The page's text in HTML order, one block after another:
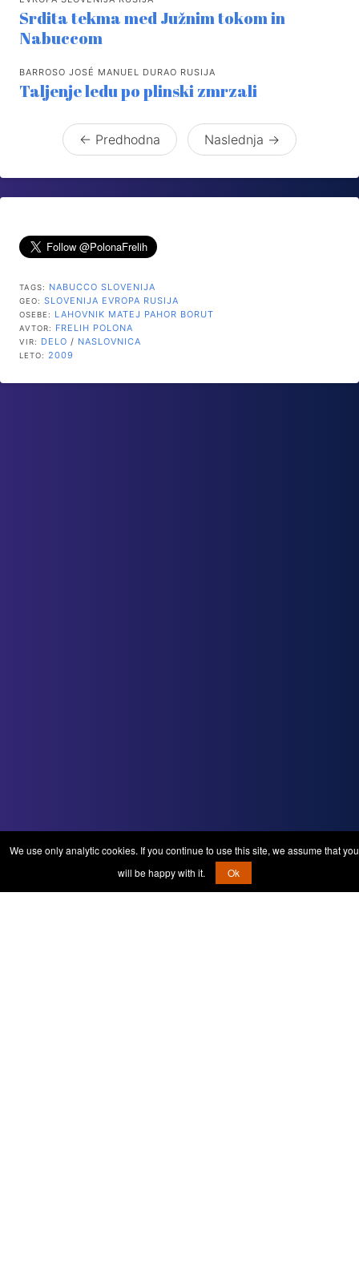
Srdita tekma med Južnim tokom in
Nabuccom
BARROSO JOSÉ MANUEL DURAO RUSIJA
Taljenje ledu po plinski zmrzali
← Predhodna Naslednja →
TAGS: NABUCCO SLOVENIJA
GEO: SLOVENIJA EVROPA RUSIJA
OSEBE: LAHOVNIK MATEJ PAHOR BORUT
AVTOR: FRELIH POLONA
VIR: DELO / NASLOVNICA
LETO: 2009
We use only analytic cookies. If you continue to use this site, we assume that you
will be happy with it.
Ok